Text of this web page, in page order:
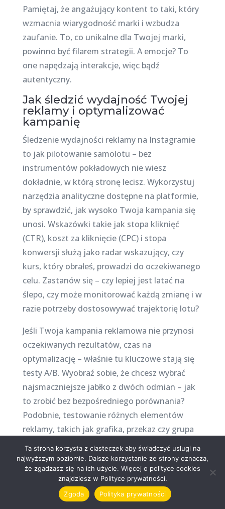
Pamiętaj, że angażujący kontent to taki, który
wzmacnia wiarygodność marki i wzbudza
zaufanie. To, co unikalne dla Twojej marki,
powinno być filarem strategii. A emocje? To
one napędzają interakcje, więc bądź
autentyczny.
Jak śledzić wydajność Twojej
reklamy i optymalizować
kampanię
Śledzenie wydajności reklamy na Instagramie
to jak pilotowanie samolotu – bez
instrumentów pokładowych nie wiesz
dokładnie, w którą stronę lecisz. Wykorzystuj
narzędzia analityczne dostępne na platformie,
by sprawdzić, jak wysoko Twoja kampania się
unosi. Wskazówki takie jak stopa kliknięć
(CTR), koszt za kliknięcie (CPC) i stopa
konwersji służą jako radar wskazujący, czy
kurs, który obrałeś, prowadzi do oczekiwanego
celu. Zastanów się – czy lepiej jest latać na
ślepo, czy może monitorować każdą zmianę i w
razie potrzeby dostosowywać trajektorię lotu?
Jeśli Twoja kampania reklamowa nie przynosi
oczekiwanych rezultatów, czas na
optymalizację – właśnie tu kluczowe stają się
testy A/B. Wyobraź sobie, że chcesz wybrać
najsmaczniejsze jabłko z dwóch odmian – jak
to zrobić bez bezpośredniego porównania?
Podobnie, testowanie różnych elementów
reklamy, takich jak grafika, przekaz czy grupa
docelowa, pomoże Ci wyłonić mistrza, który
przyciąga uwagę i portfele potencjalnych
klientów. Oto materiał na sukces –
porównywanie, analizowanie i ciągłe
udoskonalanie.
Ta strona korzysta z ciasteczek aby świadczyć usługi na
najwyższym poziomie. Dalsze korzystanie ze strony oznacza,
że zgadzasz się na ich użycie. Więcej o polityce cookies
znajdziesz w Polityce prywatności.
Zgoda
Polityka prywatności